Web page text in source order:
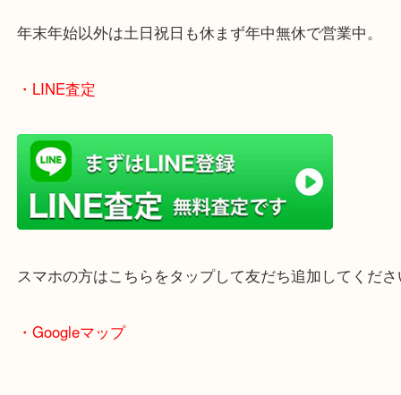
・当店の特徴
兵庫県を中心に姫路市・高砂市・たつの市・加古
ております。
当店はヤマダストアー花田店の向かいに店舗がご
のでご来店しやすいかと思います。
女性の鑑定士もいますので、お一人様でも安心して